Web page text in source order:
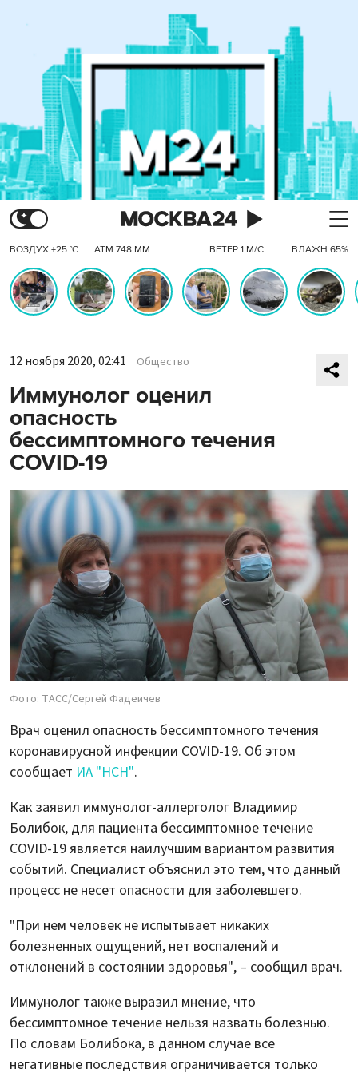
ВОЗДУХ +25 °C АТМ 748 ММ ВЕТЕР 1 М/С ВЛАЖН 65%
12 ноября 2020, 02:41 Общество
Иммунолог оценил
опасность
бессимптомного течения
COVID-19
Фото: ТАСС/Сергей Фадеичев
Врач оценил опасность бессимптомного течения
коронавирусной инфекции COVID-19. Об этом
сообщает ИА "НСН".
Как заявил иммунолог-аллерголог Владимир
Болибок, для пациента бессимптомное течение
COVID-19 является наилучшим вариантом развития
событий. Специалист объяснил это тем, что данный
процесс не несет опасности для заболевшего.
"При нем человек не испытывает никаких
болезненных ощущений, нет воспалений и
отклонений в состоянии здоровья", – сообщил врач.
Иммунолог также выразил мнение, что
бессимптомное течение нельзя назвать болезнью.
По словам Болибока, в данном случае все
негативные последствия ограничивается только